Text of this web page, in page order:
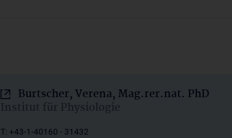
Burtscher, Verena, Mag.rer.nat. PhD
Institut für Physiologie
T: +43-1-40160 - 31432